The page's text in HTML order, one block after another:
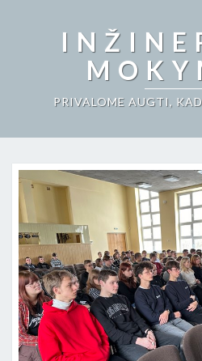
PRIVALOME AUGTI,